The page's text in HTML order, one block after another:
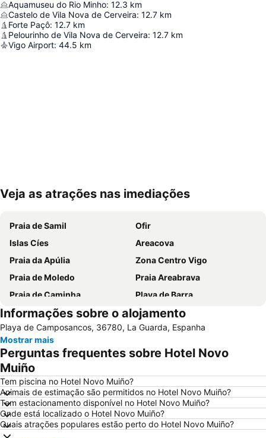
Aquamuseu do Rio Minho: 12.3 km
Castelo de Vila Nova de Cerveira: 12.7 km
Forte Paçô: 12.7 km
Pelourinho de Vila Nova de Cerveira: 12.7 km
Vigo Airport: 44.5 km
Ampliar mapa
Veja as atrações nas imediações
Praia de Samil
Ofir
Islas Cíes
Areacova
Praia da Apúlia
Zona Centro Vigo
Praia de Moledo
Praia Areabrava
Praia de Caminha
Playa de Barra
Vila Praia de Âncora
do Cabedelo
Praia Fluvial do Taboão
Vigo-Guixar
Praia de Esposende
Paseo Marítimo de Baiona
Luz
Da Amorosa
Recinto Ferial de Vigo
Praia da Foz do Minho
América
Patos
Puerto de Baiona
de Castelo de Neiva
Informações sobre o alojamento
Playa de Camposancos, 36780, La Guarda, Espanha
Mostrar mais
Perguntas frequentes sobre Hotel Novo
Muiño
Tem piscina no Hotel Novo Muiño?
Animais de estimação são permitidos no Hotel Novo Muiño?
Tem estacionamento disponível no Hotel Novo Muiño?
Onde está localizado o Hotel Novo Muiño?
Quais atrações populares estão perto do Hotel Novo Muiño?